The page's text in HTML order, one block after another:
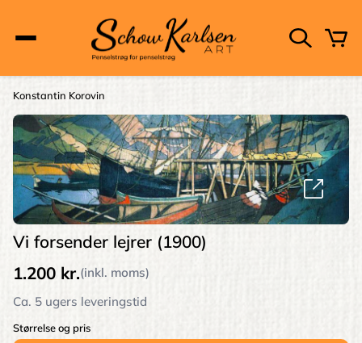
navigation
Brødkrumme
Konstantin Korovin
Vi forsender lejrer (1900)
1.200 kr.(inkl. moms)
Ca. 5 ugers leveringstid
Størrelse og pris